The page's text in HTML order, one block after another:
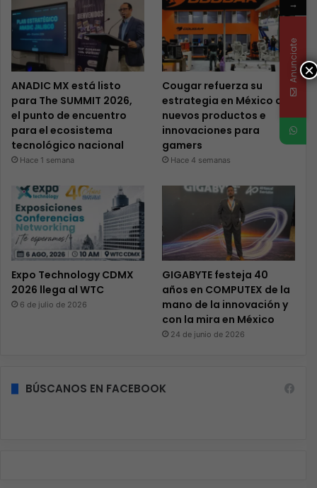
ANADIC MX está listo
para The SUMMIT 2026,
el punto de encuentro
para el ecosistema
tecnológico nacional
Hace 1 semana
Cougar refuerza su
estrategia en México con
nuevos productos e
innovaciones para
gamers
Hace 4 semanas
Expo Technology CDMX
2026 llega al WTC
6 de julio de 2026
GIGABYTE festeja 40
años en COMPUTEX de la
mano de la innovación y
con la mira en México
24 de junio de 2026
BÚSCANOS EN FACEBOOK
×
→
Anunciate